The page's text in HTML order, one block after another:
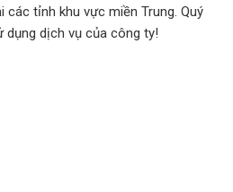
các tỉnh khu vực miền Trung. Quý
dụng dịch vụ của công ty!